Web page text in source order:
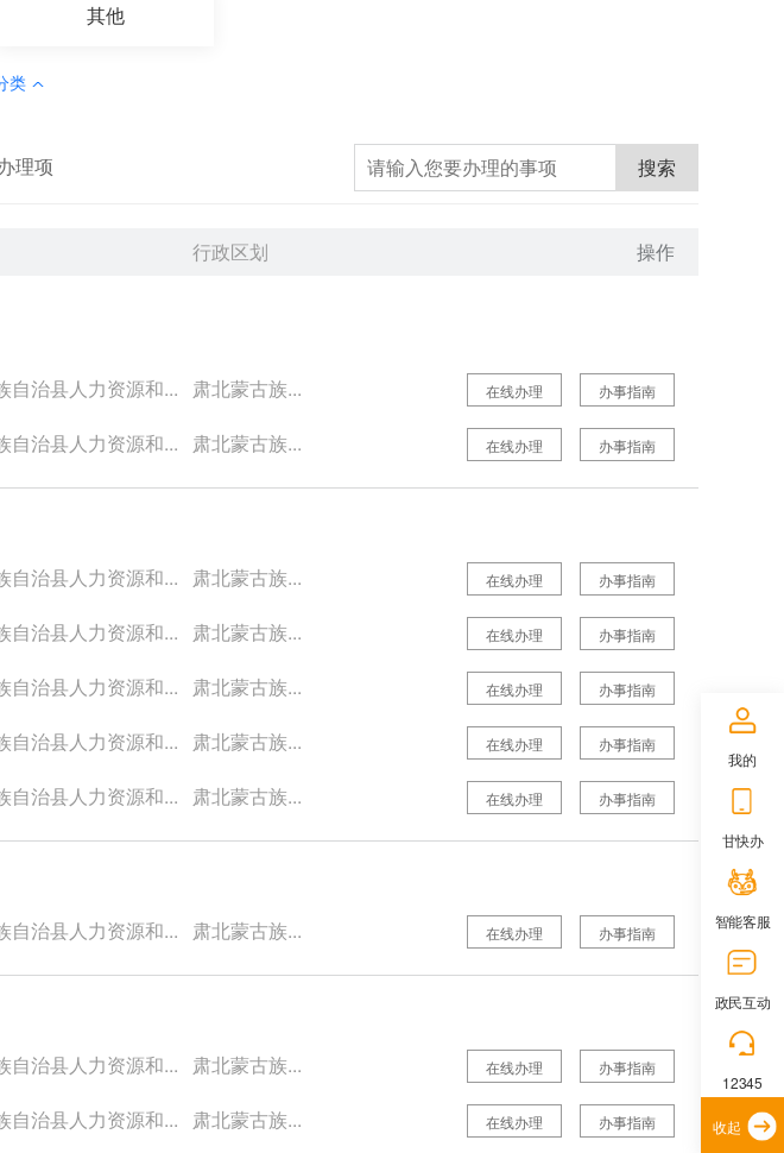
其他
类
理项 搜索
行政区划 操作
自治县人力资源和... 肃北蒙古族... 办事指南
在线办理
自治县人力资源和... 肃北蒙古族... 办事指南
在线办理
自治县人力资源和... 肃北蒙古族... 办事指南
在线办理
自治县人力资源和... 肃北蒙古族... 办事指南
在线办理
自治县人力资源和... 肃北蒙古族... 办事指南
在线办理
自治县人力资源和... 肃北蒙古族... 办事指南
在线办理
自治县人力资源和... 肃北蒙古族... 办事指南
在线办理
自治县人力资源和... 肃北蒙古族... 办事指南
在线办理
自治县人力资源和... 肃北蒙古族... 办事指南
在线办理
自治县人力资源和... 肃北蒙古族... 办事指南
在线办理
我的
甘快办
智能客服
政民互动
12345
收起